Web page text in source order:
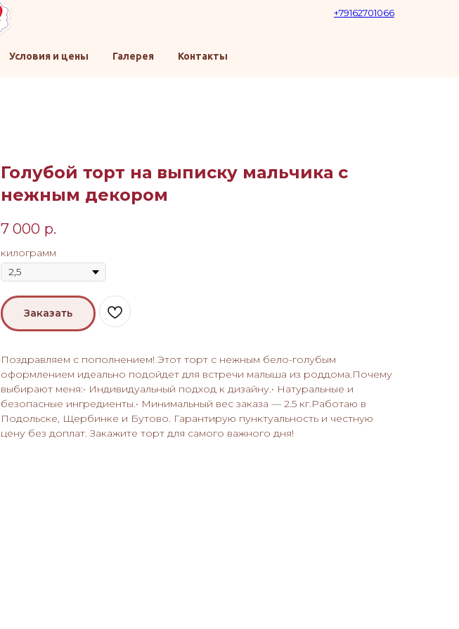
+79162701066
Условия и цены Галерея Контакты
Голубой торт на выписку мальчика с
нежным декором
7 000 р.
килограмм
Заказать
Поздравляем с пополнением! Этот торт с нежным бело-голубым
оформлением идеально подойдет для встречи малыша из роддома.Почему
выбирают меня:• Индивидуальный подход к дизайну.• Натуральные и
безопасные ингредиенты.• Минимальный вес заказа — 2.5 кг.Работаю в
Подольске, Щербинке и Бутово. Гарантирую пунктуальность и честную
цену без доплат. Закажите торт для самого важного дня!